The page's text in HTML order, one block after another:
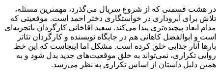
در هشت قسمتی که از شروع سریال می‌گذرد، مهمترین مسئله،
تلاش برای آبروداری در خواستگاری دختر احمد است. موقعیتی که
مدام ابعاد پیچیده‌تری پیدا می‌کند. سعید اقاخانی کارگردان باتجربه‌ای
است و ابوالفضل کاهانی هم در جایگاه نویسنده و کارگردان تئاتر
بارها آثار جذابی خلق کرده است. مشکل اما اینجاست که این خط
روایی تکراری، نمی‌تواند به خلق موقعیت‌های جدید بدل شود و به
همین دلیل داستان از اساس تکراری به نظر می‌رسد.